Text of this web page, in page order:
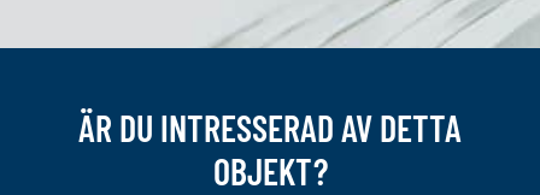
ÄR DU INTRESSERAD AV DETTA
OBJEKT?